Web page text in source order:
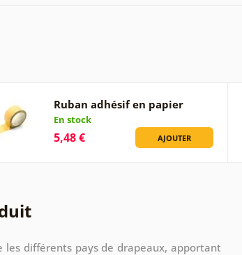
Ruban adhésif en papier
En stock
5,48 € AJOUTER
différents pays de drapeaux, apportant